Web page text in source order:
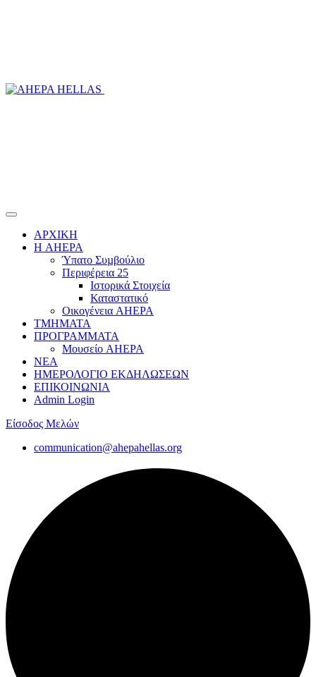
ΑΡΧΙΚΗ
Η AHEPA
Ύπατο Συµβούλιο
Περιφέρεια 25
Ιστορικά Στοιχεία
Καταστατικό
Οικογένεια AHEPA
ΤΜΗΜΑΤΑ
ΠΡΟΓΡΑΜΜΑΤΑ
Μουσείο AHEPA
ΝΕΑ
ΗΜΕΡΟΛΟΓΙΟ ΕΚΔΗΛΩΣΕΩΝ
ΕΠΙΚΟΙΝΩΝΙΑ
Admin Login
Είσοδος Μελών
communication@ahepahellas.org